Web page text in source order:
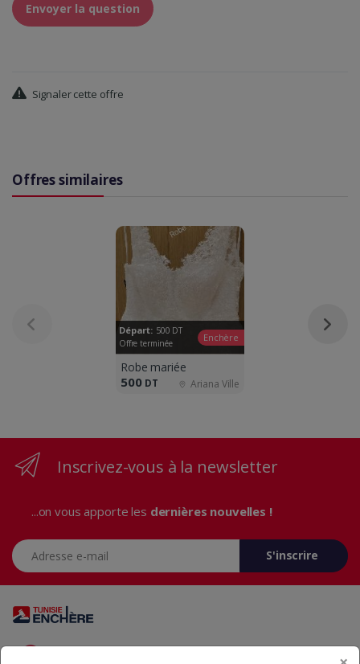
Envoyer la question
Signaler cette offre
Offres similaires
Départ: 500 DT
Offre terminée
Enchère
Robe mariée
500 DT Ariana Ville
Inscrivez-vous à la newsletter
...on vous apporte les dernières nouvelles !
Adresse e-mail
S'inscrire
Vous avez des questions? Appelez-nous 24/7!